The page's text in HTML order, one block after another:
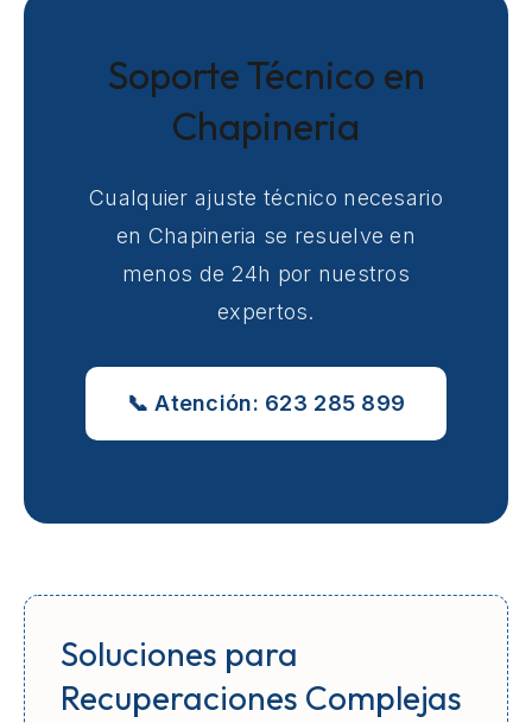
Soporte Técnico en
Chapineria
Cualquier ajuste técnico necesario
en Chapineria se resuelve en
menos de 24h por nuestros
expertos.
📞 Atención: 623 285 899
Soluciones para
Recuperaciones Complejas